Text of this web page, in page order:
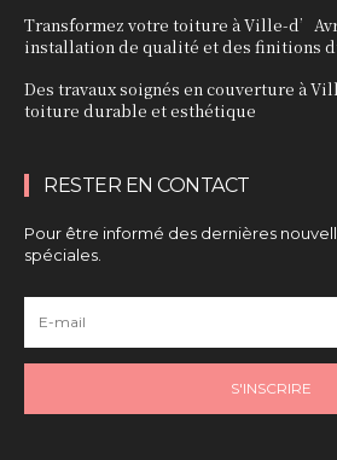
Transformez votre toiture à Ville-
installation de qualité et des finitions
Des travaux soignés en couverture à
toiture durable et esthétique
RESTER EN CONTACT
Pour être informé des dernières
spéciales.
S'INSCRIRE